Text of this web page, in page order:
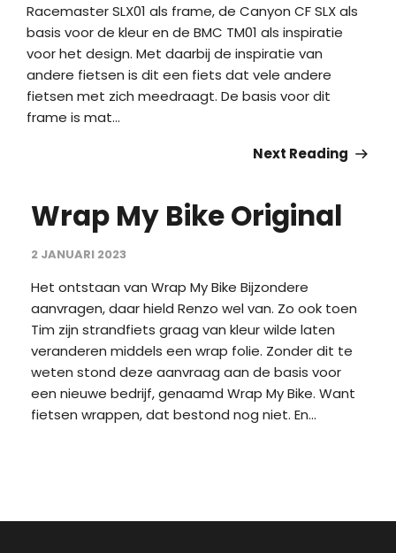
Racemaster SLX01 als frame, de Canyon CF SLX als
basis voor de kleur en de BMC TM01 als inspiratie
voor het design. Met daarbij de inspiratie van
andere fietsen is dit een fiets dat vele andere
fietsen met zich meedraagt. De basis voor dit
frame is mat...
Next Reading
Wrap My Bike Original
2 JANUARI 2023
Het ontstaan van Wrap My Bike Bijzondere
aanvragen, daar hield Renzo wel van. Zo ook toen
Tim zijn strandfiets graag van kleur wilde laten
veranderen middels een wrap folie. Zonder dit te
weten stond deze aanvraag aan de basis voor
een nieuwe bedrijf, genaamd Wrap My Bike. Want
fietsen wrappen, dat bestond nog niet. En...